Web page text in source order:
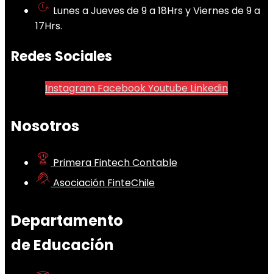
Lunes a Jueves de 9 a 18Hrs y Viernes de 9 a
17Hrs.
Redes Sociales
Instagram FacebookYoutube Linkedin
Nosotros
Primera Fintech Contable
Asociación FinteChile
Departamento
de Educación